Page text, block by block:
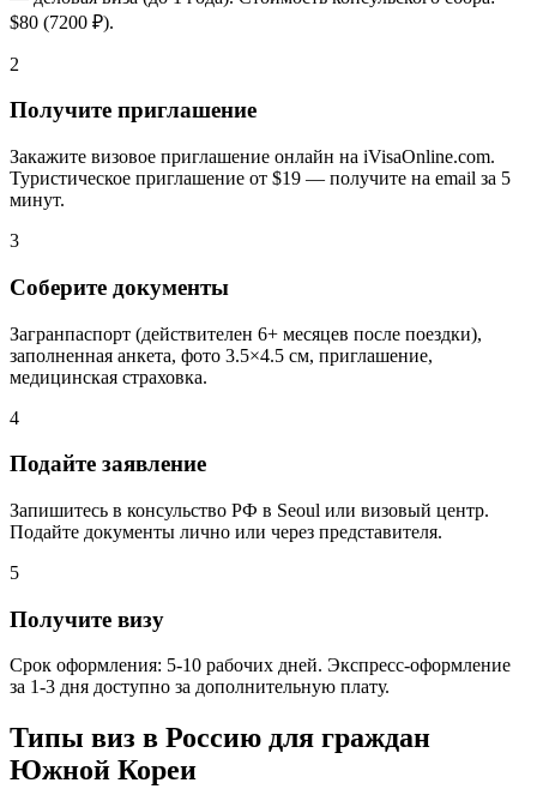
$80 (7200 ₽).
2
Получите приглашение
Закажите визовое приглашение онлайн на iVisaOnline.com.
Туристическое приглашение от $19 — получите на email за 5
минут.
3
Соберите документы
Загранпаспорт (действителен 6+ месяцев после поездки),
заполненная анкета, фото 3.5×4.5 см, приглашение,
медицинская страховка.
4
Подайте заявление
Запишитесь в консульство РФ в Seoul или визовый центр.
Подайте документы лично или через представителя.
5
Получите визу
Срок оформления: 5-10 рабочих дней. Экспресс-оформление
за 1-3 дня доступно за дополнительную плату.
Типы виз в Россию для граждан
Южной Кореи